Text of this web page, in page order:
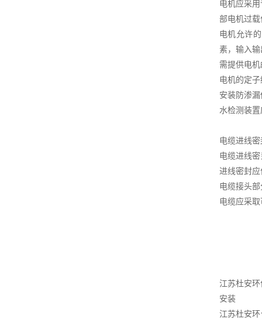
电机应采
部电机过
电机允许
素，输入
需提供电
电机的定
安装防渗
水检测装
电缆进线密
电缆进线
进线密封
电缆接头
电缆应采
江苏杜安
安装
江苏杜安